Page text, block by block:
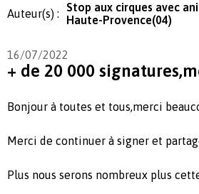
Auteur(s) :
Stop aux cirques avec
Haute-Provence(04)
16/07/2022
+ de 20 000
Bonjour à toutes et tous,merci
Merci de continuer à signer et
Plus nous serons nombreux plus